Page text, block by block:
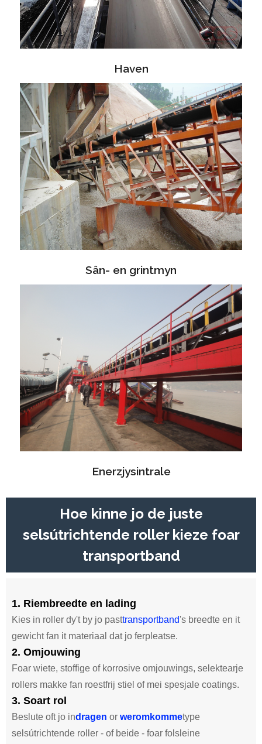
Haven
Sân- en grintmyn
Enerzjysintrale
Hoe kinne jo de juste
selsútrichtende roller kieze foar
transportband
1. Riembreedte en lading
Kies in roller dy't by jo pasttransportband's breedte en it
gewicht fan it materiaal dat jo ferpleatse.
2. Omjouwing
Foar wiete, stoffige of korrosive omjouwings, selektearje
rollers makke fan roestfrij stiel of mei spesjale coatings.
3. Soart rol
Beslute oft jo indragen or weromkommetype
selsútrichtende roller - of beide - foar folsleine